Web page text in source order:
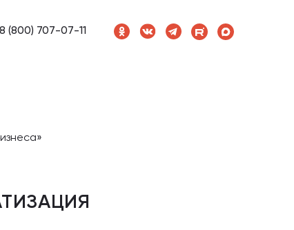
8 (800) 707-07-11